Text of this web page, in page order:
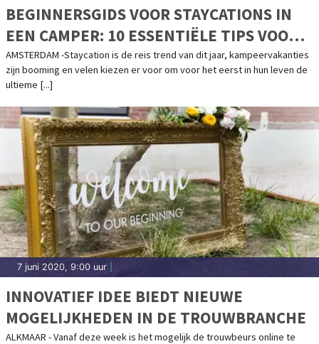
BEGINNERSGIDS VOOR STAYCATIONS IN
EEN CAMPER: 10 ESSENTIËLE TIPS VOOR
DE ULTIEME NEDERLANDSE ROAD TRIP
DEZE ZOMER
AMSTERDAM -Staycation is de reis trend van dit jaar, kampeervakanties
zijn booming en velen kiezen er voor om voor het eerst in hun leven de
ultieme [...]
7 juni 2020, 9:00 uur
INNOVATIEF IDEE BIEDT NIEUWE
MOGELIJKHEDEN IN DE TROUWBRANCHE
ALKMAAR - Vanaf deze week is het mogelijk de trouwbeurs online te